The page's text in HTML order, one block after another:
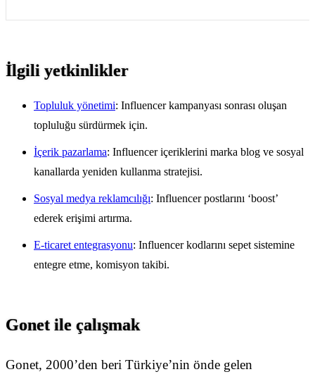
İlgili yetkinlikler
Topluluk yönetimi: Influencer kampanyası sonrası oluşan
topluluğu sürdürmek için.
İçerik pazarlama: Influencer içeriklerini marka blog ve sosyal
kanallarda yeniden kullanma stratejisi.
Sosyal medya reklamcılığı: Influencer postlarını ‘boost’
ederek erişimi artırma.
E-ticaret entegrasyonu: Influencer kodlarını sepet sistemine
entegre etme, komisyon takibi.
Gonet ile çalışmak
Gonet, 2000’den beri Türkiye’nin önde gelen